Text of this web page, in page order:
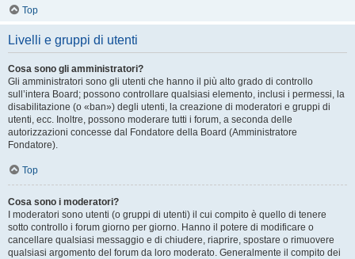
Top
Livelli e gruppi di utenti
Cosa sono gli amministratori?
Gli amministratori sono gli utenti che hanno il più alto grado di controllo
sull’intera Board; possono controllare qualsiasi elemento, inclusi i permessi, la
disabilitazione (o «ban») degli utenti, la creazione di moderatori e gruppi di
utenti, ecc. Inoltre, possono moderare tutti i forum, a seconda delle
autorizzazioni concesse dal Fondatore della Board (Amministratore
Fondatore).
Top
Cosa sono i moderatori?
I moderatori sono utenti (o gruppi di utenti) il cui compito è quello di tenere
sotto controllo i forum giorno per giorno. Hanno il potere di modificare o
cancellare qualsiasi messaggio e di chiudere, riaprire, spostare o rimuovere
qualsiasi argomento del forum da loro moderato. Generalmente il compito dei